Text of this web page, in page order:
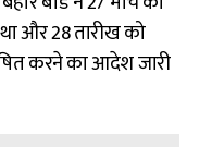
था और 28 तारीख को
करने का आदेश जारी